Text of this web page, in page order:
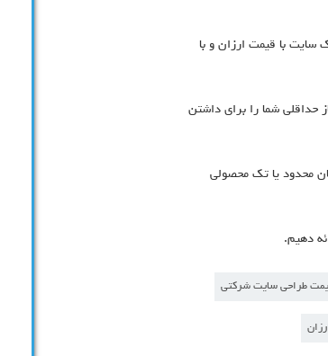
سایت با قیمت ارزان و با
نیاز حداقلی شما را برای داشتن
محدود یا تک محصولی
طراحی سایت شرکتی